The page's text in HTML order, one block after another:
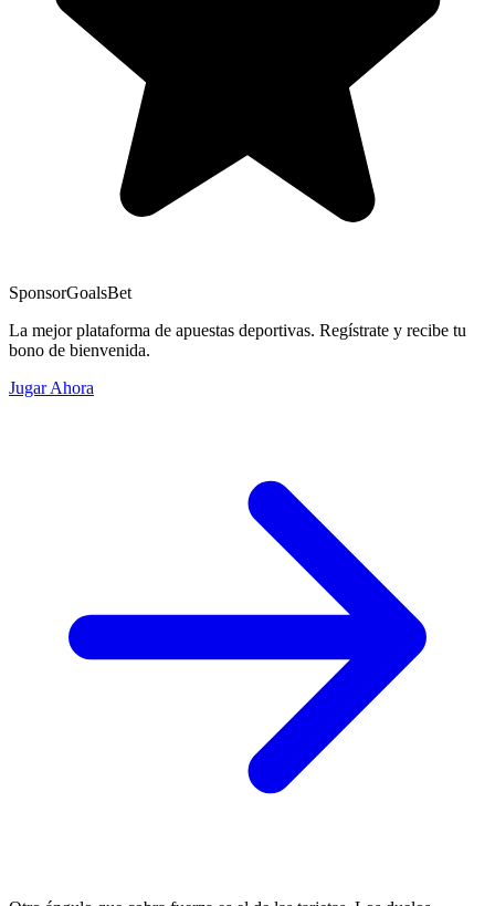
SponsorGoalsBet
La mejor plataforma de apuestas deportivas. Regístrate y recibe tu
bono de bienvenida.
Jugar Ahora